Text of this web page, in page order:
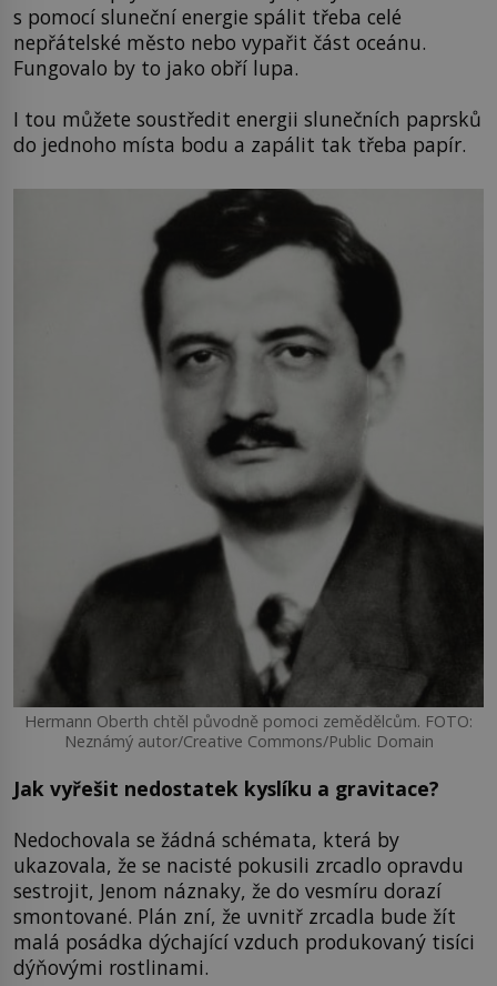
s pomocí sluneční energie spálit třeba celé
nepřátelské město nebo vypařit část oceánu.
Fungovalo by to jako obří lupa.
I tou můžete soustředit energii slunečních paprsků
do jednoho místa bodu a zapálit tak třeba papír.
Hermann Oberth chtěl původně pomoci zemědělcům. FOTO:
Neznámý autor/Creative Commons/Public Domain
Jak vyřešit nedostatek kyslíku a gravitace?
Nedochovala se žádná schémata, která by
ukazovala, že se nacisté pokusili zrcadlo opravdu
sestrojit, Jenom náznaky, že do vesmíru dorazí
smontované. Plán zní, že uvnitř zrcadla bude žít
malá posádka dýchající vzduch produkovaný tisíci
dýňovými rostlinami.